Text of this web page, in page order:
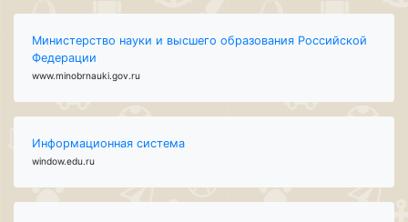
Министерство науки и высшего образования Российской
Федерации
www.minobrnauki.gov.ru
Информационная система
window.edu.ru